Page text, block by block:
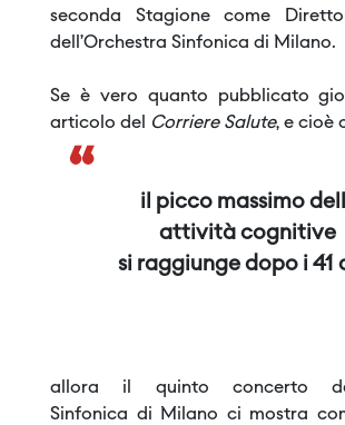
seconda Stagione come
dell’Orchestra Sinfonica di Milano.
Se è vero quanto pubblicato
articolo del
Corriere Salute, e cioè
“
il picco massimo
attività cognitive
si raggiunge dopo i 41
allora il quinto concerto
Sinfonica di Milano ci mostra